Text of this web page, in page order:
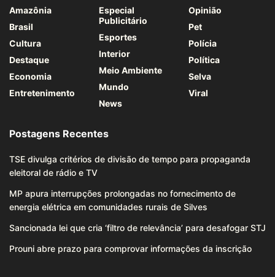
Amazônia
Brasil
Cultura
Destaque
Economia
Entretenimento
Especial
Publicitário
Esportes
Interior
Meio Ambiente
Mundo
News
Opinião
Pet
Polícia
Política
Selva
Viral
Postagens Recentes
TSE divulga critérios de divisão de tempo para propaganda
eleitoral de rádio e TV
MP apura interrupções prolongadas no fornecimento de
energia elétrica em comunidades rurais de Silves
Sancionada lei que cria ‘filtro de relevância’ para desafogar STJ
Prouni abre prazo para comprovar informações da inscrição